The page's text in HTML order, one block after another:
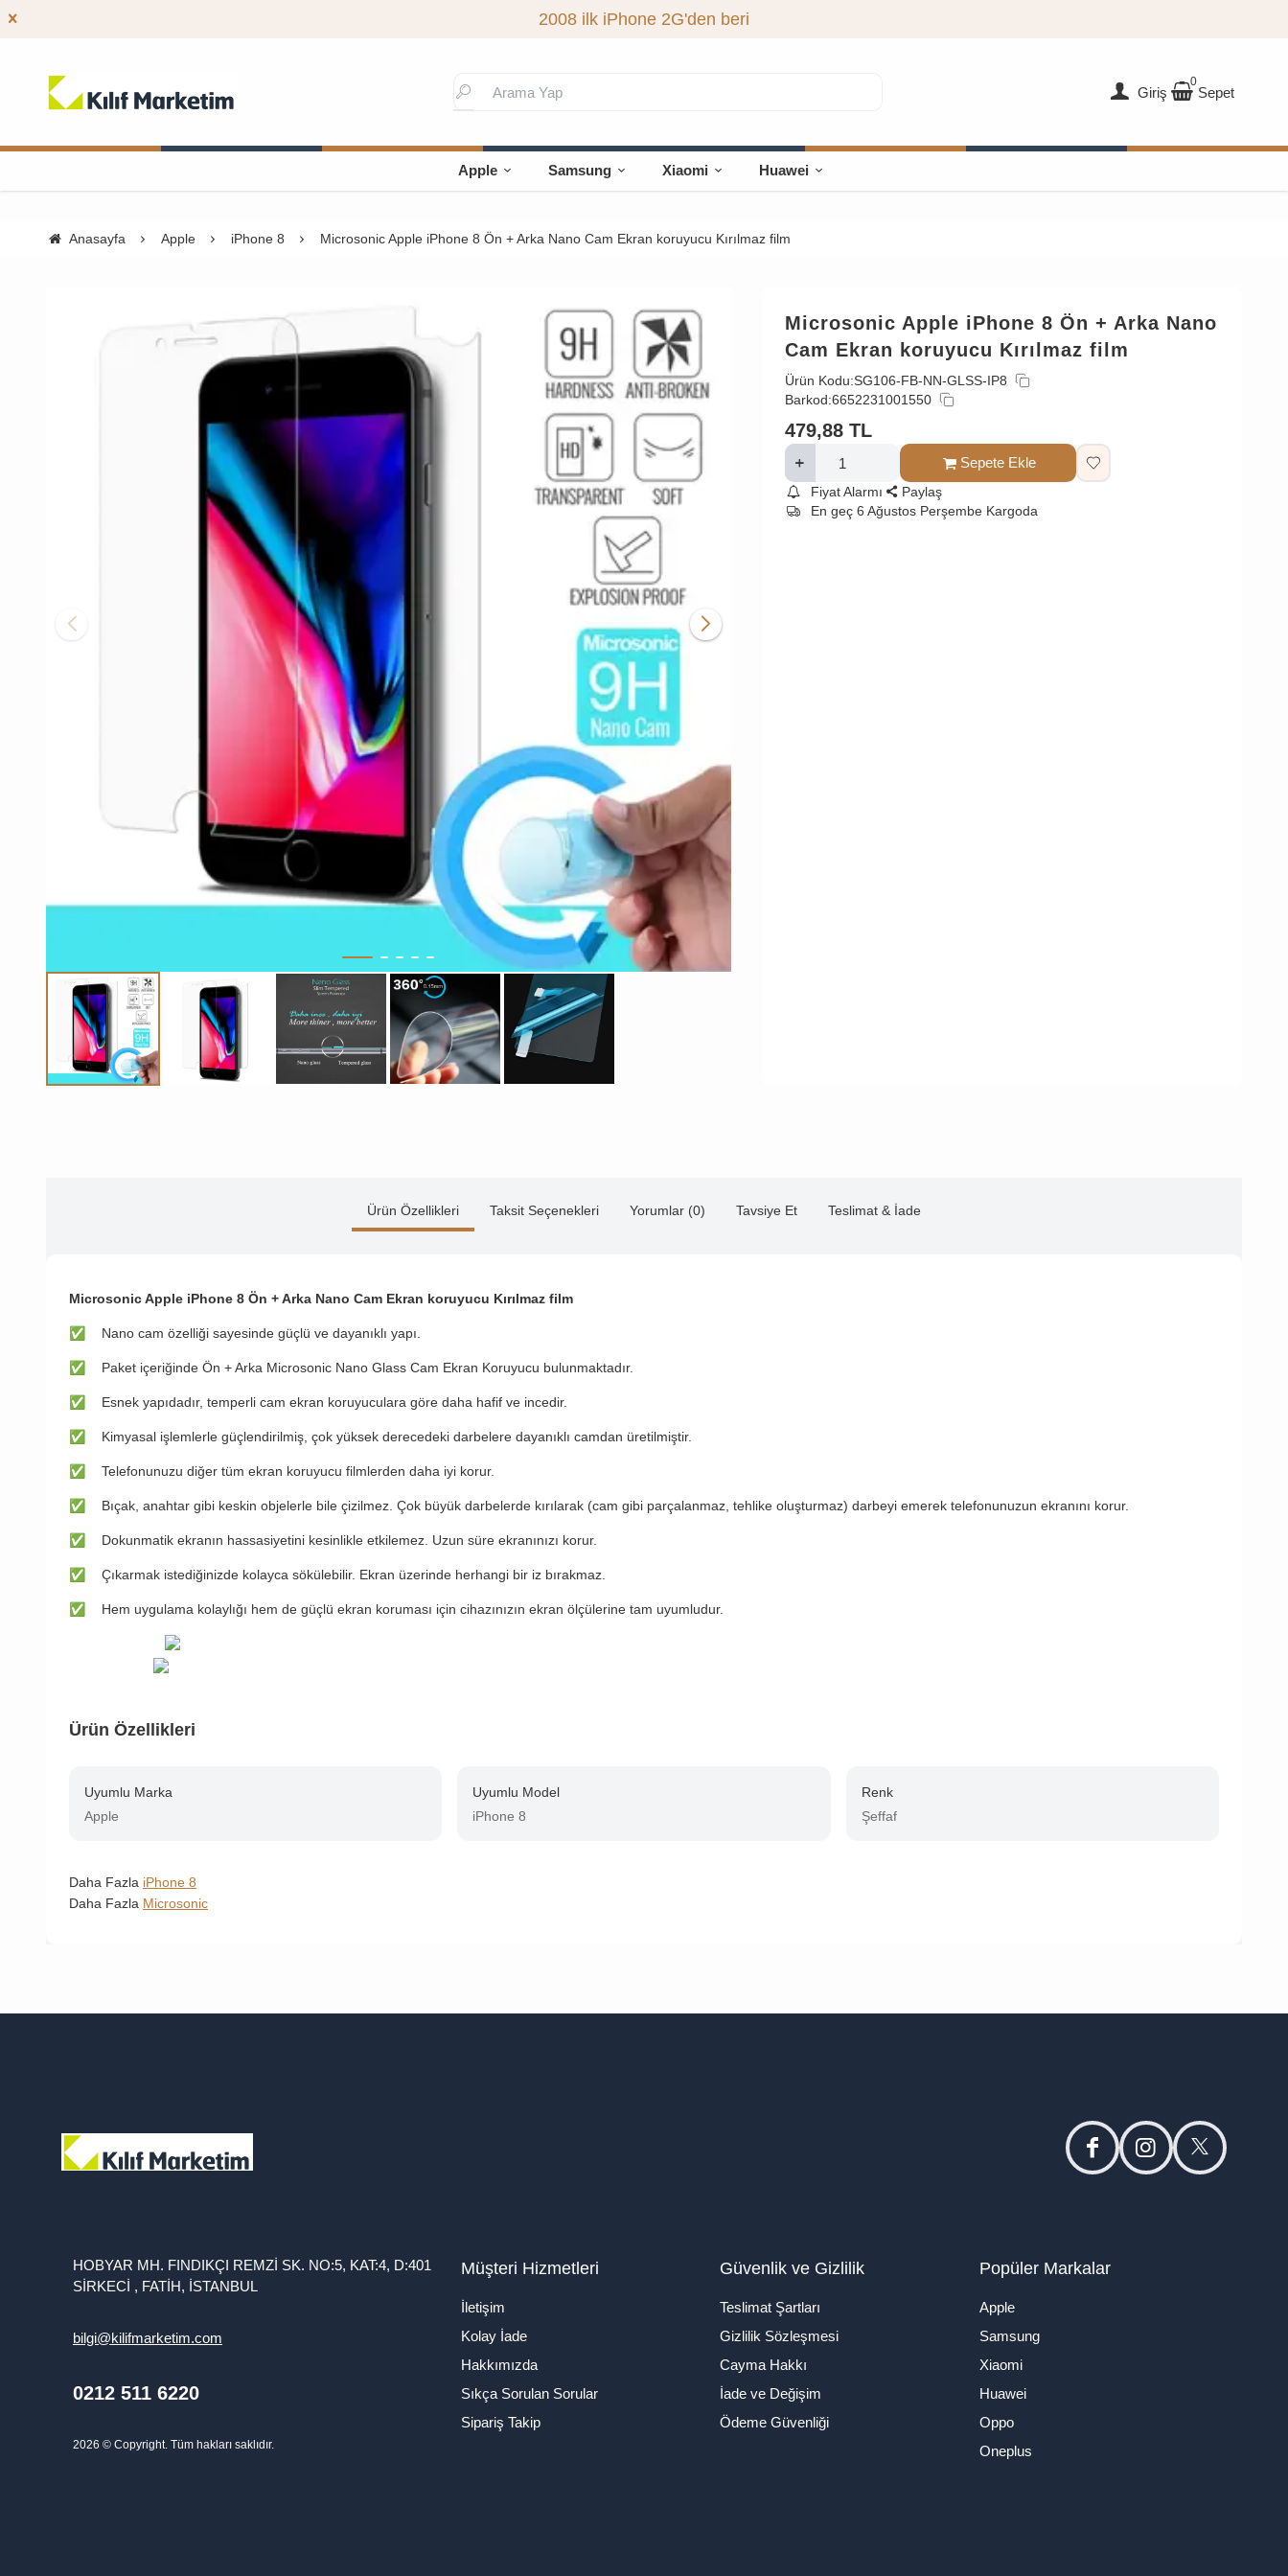
2008 ilk iPhone 2G'den beri
Giriş
0
Sepet
Apple Samsung Xiaomi Huawei
Anasayfa Apple iPhone 8 Microsonic Apple iPhone 8 Ön + Arka Nano Cam Ekran koruyucu Kırılmaz film
Microsonic Apple iPhone 8 Ön + Arka Nano
Cam Ekran koruyucu Kırılmaz film
Ürün Kodu:SG106-FB-NN-GLSS-IP8
Barkod:6652231001550
479,88 TL
Sepete Ekle
Fiyat Alarmı
Paylaş
En geç 6 Ağustos Perşembe Kargoda
Ürün Özellikleri Taksit Seçenekleri Yorumlar (0) Tavsiye Et Teslimat & İade
Microsonic Apple iPhone 8 Ön + Arka Nano Cam Ekran koruyucu Kırılmaz film
✅ ​Nano cam özelliği sayesinde güçlü ve dayanıklı yapı.
✅ ​Paket içeriğinde Ön + Arka Microsonic Nano Glass Cam Ekran Koruyucu bulunmaktadır.
✅ ​Esnek yapıdadır, temperli cam ekran koruyuculara göre daha hafif ve incedir.
✅ ​Kimyasal işlemlerle güçlendirilmiş, çok yüksek derecedeki darbelere dayanıklı camdan üretilmiştir.
✅ ​Telefonunuzu diğer tüm ekran koruyucu filmlerden daha iyi korur.
✅ ​Bıçak, anahtar gibi keskin objelerle bile çizilmez. Çok büyük darbelerde kırılarak (cam gibi parçalanmaz, tehlike oluşturmaz) darbeyi emerek telefonunuzun ekranını korur.
✅ ​Dokunmatik ekranın hassasiyetini kesinlikle etkilemez. Uzun süre ekranınızı korur.
✅ ​Çıkarmak istediğinizde kolayca sökülebilir. Ekran üzerinde herhangi bir iz bırakmaz.
✅ ​Hem uygulama kolaylığı hem de güçlü ekran koruması için cihazınızın ekran ölçülerine tam uyumludur.
Ürün Özellikleri
Uyumlu Marka
Apple
Uyumlu Model
iPhone 8
Renk
Şeffaf
Daha Fazla iPhone 8
Daha Fazla Microsonic
facebookinstagramtwitter
HOBYAR MH. FINDIKÇI REMZİ SK. NO:5, KAT:4, D:401
SİRKECİ , FATİH, İSTANBUL
bilgi@kilifmarketim.com
0212 511 6220
2026 © Copyright. Tüm hakları saklıdır.
Müşteri Hizmetleri
İletişim
Kolay İade
Hakkımızda
Sıkça Sorulan Sorular
Sipariş Takip
Güvenlik ve Gizlilik
Teslimat Şartları
Gizlilik Sözleşmesi
Cayma Hakkı
İade ve Değişim
Ödeme Güvenliği
Popüler Markalar
Apple
Samsung
Xiaomi
Huawei
Oppo
Oneplus